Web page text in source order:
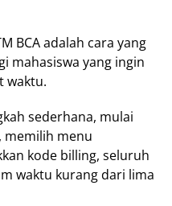
BCA adalah cara yang
mahasiswa yang ingin
waktu.
sederhana, mulai
memilih menu
kode billing, seluruh
waktu kurang dari lima